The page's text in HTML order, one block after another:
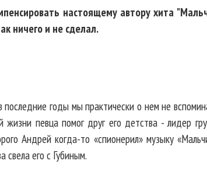
настоящему автору хита
ничего и не сделал.
последние годы мы практически о нем не
певца помог друг его детства - лидер
Андрей когда-то «спионерил» музыку
свела его с Губиным.